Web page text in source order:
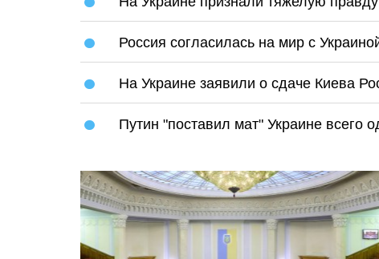
Россия согласилась на мир с
На Украине заявили о сдаче Киева
Путин "поставил мат" Украине всего